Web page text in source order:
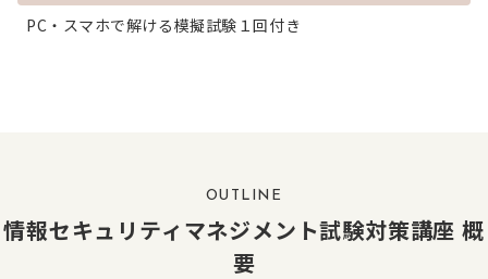
PC・スマホで解ける模擬試験１回付き
OUTLINE
情報セキュリティマネジメント試験対策講座 概
要